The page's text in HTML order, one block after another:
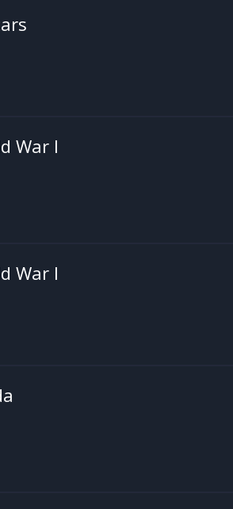
War I
War I